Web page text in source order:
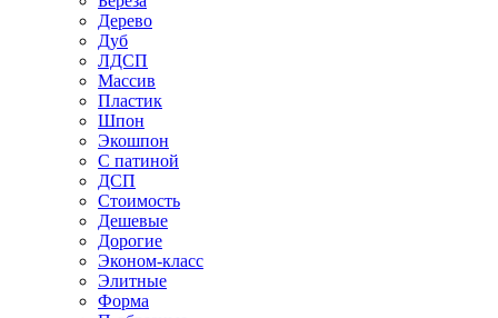
Дерево
Дуб
ЛДСП
Массив
Пластик
Шпон
Экошпон
С патиной
ДСП
Стоимость
Дешевые
Дорогие
Эконом-класс
Элитные
Форма